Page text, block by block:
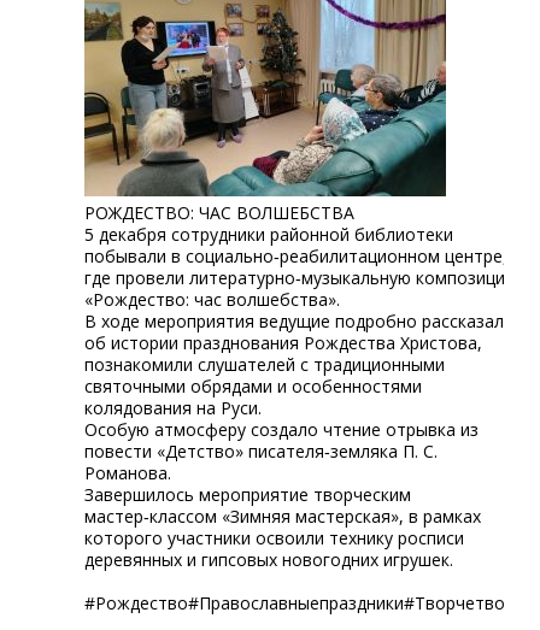
РОЖДЕСТВО: ЧАС ВОЛШЕБСТВА
5 декабря сотрудники районной библиотеки
побывали в социально‑реабилитационном центре,
где провели литературно‑музыкальную композицию
«Рождество: час волшебства».
В ходе мероприятия ведущие подробно рассказали
об истории празднования Рождества Христова,
познакомили слушателей с традиционными
святочными обрядами и особенностями
колядования на Руси.
Особую атмосферу создало чтение отрывка из
повести «Детство» писателя‑земляка П. С.
Романова.
Завершилось мероприятие творческим
мастер‑классом «Зимняя мастерская», в рамках
которого участники освоили технику росписи
деревянных и гипсовых новогодних игрушек.
#Рождество#Православныепраздники#Творчетво